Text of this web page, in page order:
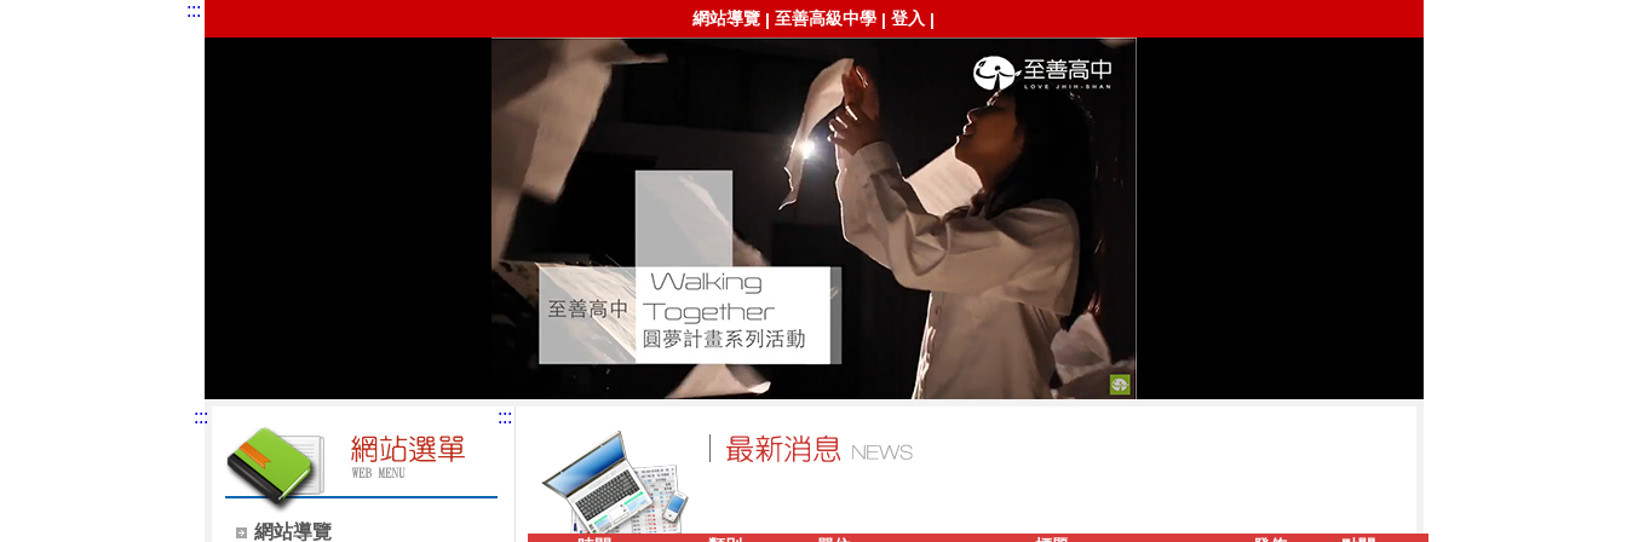
::: 網站導覽 | 至善高級中學 | 登入 |
:::
網站導覽
:::